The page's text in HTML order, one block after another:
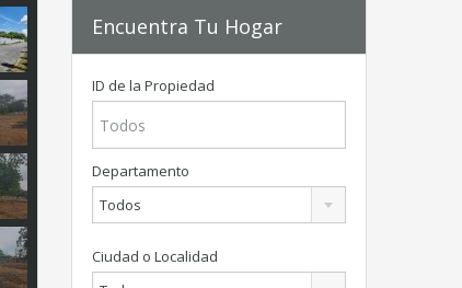
Encuentra Tu Hogar
ID de la Propiedad
Departamento
Todos
Ciudad o Localidad